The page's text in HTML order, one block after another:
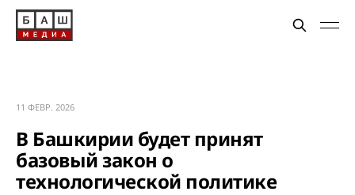
11 ФЕВР. 2026
В Башкирии будет принят
базовый закон о
технологической политике